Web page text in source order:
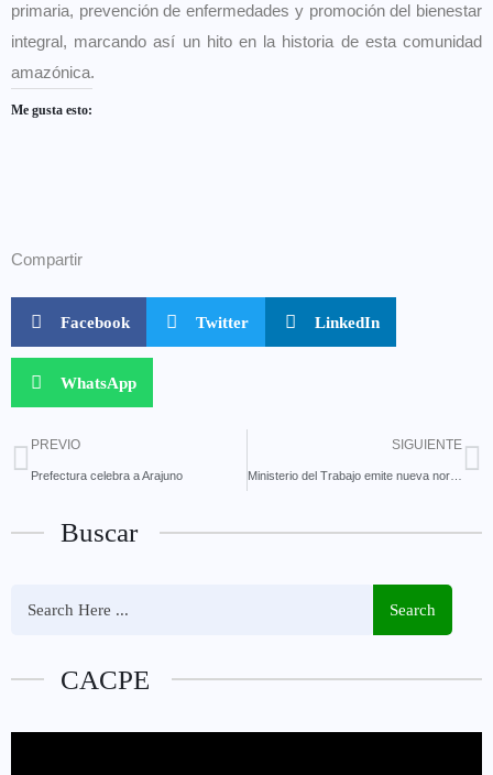
primaria, prevención de enfermedades y promoción del bienestar
integral, marcando así un hito en la historia de esta comunidad
amazónica.
Me gusta esto:
Compartir
Facebook Twitter LinkedIn
WhatsApp
PREVIO
Prefectura celebra a Arajuno
SIGUIENTE
Ministerio del Trabajo emite nueva norma técnica para la eliminación de puestos en el sector público
Buscar
Search
CACPE